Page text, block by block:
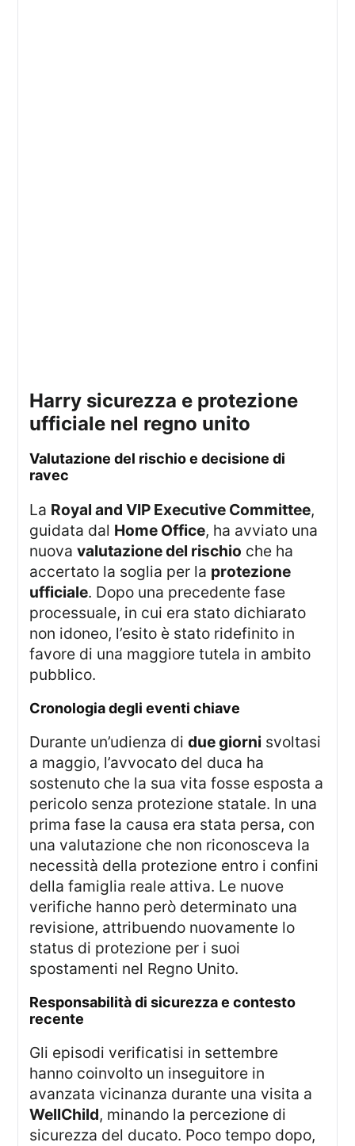
harry sicurezza e protezione
ufficiale nel regno unito
valutazione del rischio e decisione di
ravec
La Royal and VIP Executive Committee,
guidata dal Home Office, ha avviato una
nuovavalutazione del rischio che ha
accertato la soglia per la protezione
ufficiale. Dopo una precedente fase
processuale, in cui era stato dichiarato
non idoneo, l’esito è stato ridefinito in
favore di una maggiore tutela in ambito
pubblico.
cronologia degli eventi chiave
Durante un’udienza didue giorni svoltasi
a maggio, l’avvocato del duca ha
sostenuto che la sua vita fosse esposta a
pericolo senza protezione statale. In una
prima fase la causa era stata persa, con
una valutazione che non riconosceva la
necessità della protezione entro i confini
della famiglia reale attiva. Le nuove
verifiche hanno però determinato una
revisione, attribuendo nuovamente lo
status di protezione per i suoi
spostamenti nel Regno Unito.
responsabilità di sicurezza e contesto
recente
Gli episodi verificatisi in settembre
hanno coinvolto un inseguitore in
avanzata vicinanza durante una visita a
WellChild, minando la percezione di
sicurezza del ducato. Poco tempo dopo,